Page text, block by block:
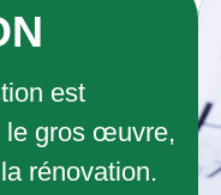
est
le gros œuvre,
rénovation.